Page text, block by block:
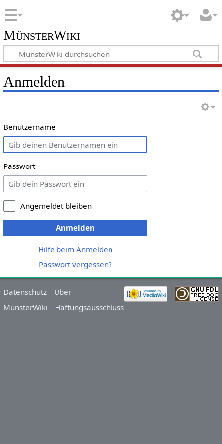
MünsterWiki
Anmelden
Benutzername
Passwort
Angemeldet bleiben
Anmelden
Hilfe beim Anmelden
Passwort vergessen?
Datenschutz
Über
MünsterWiki
Haftungsausschluss